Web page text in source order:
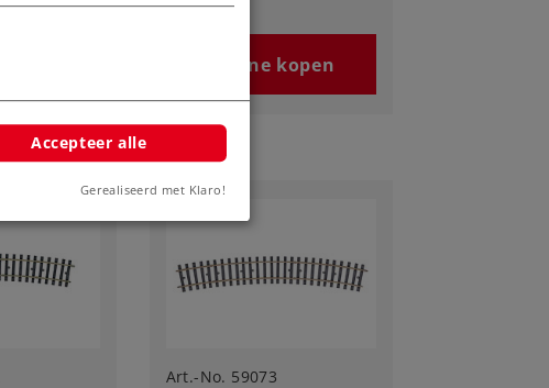
fabriek.
Online kopen
Art.-No. 59073
Accepteer alle
Gerealiseerd met Klaro!